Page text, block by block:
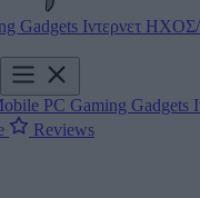
Gadgets Ιντερνετ
PC Gaming Gadgets
Reviews